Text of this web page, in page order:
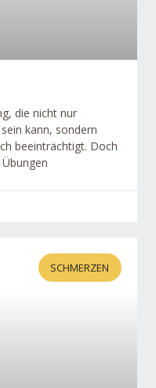
die nicht nur
kann, sondern
beeinträchtigt. Doch
SCHMERZEN